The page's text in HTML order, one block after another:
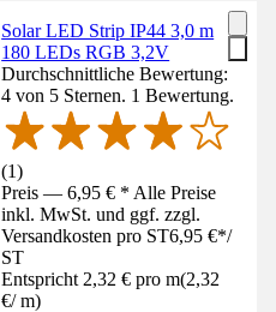
Solar LED Strip IP44 3,0 m
180 LEDs RGB 3,2V
Durchschnittliche Bewertung:
4 von 5 Sternen. 1 Bewertung.
(1)
Preis — 6,95 € * Alle Preise
inkl. MwSt. und ggf. zzgl.
Versandkosten pro ST6,95 €*/
ST
Entspricht 2,32 € pro m(2,32
€/ m)